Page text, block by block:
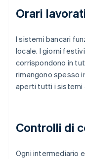
Orari
I sistemi bancari
locale. I giorni
corrispondono in
rimangono spesso
aperti tutti i sistemi
Controlli di
Ogni intermediario